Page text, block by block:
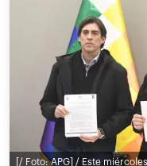
[/ Foto: APG] / Este